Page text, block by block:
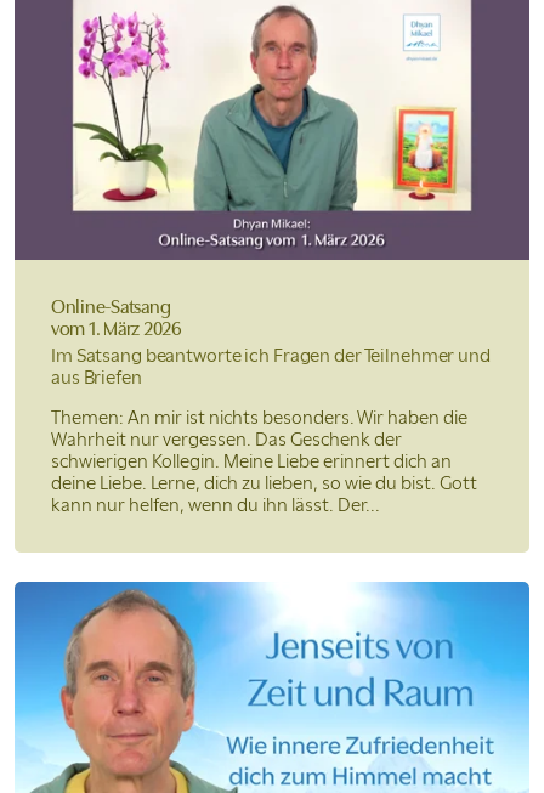
Online-Satsang
vom 1. März 2026
Im Satsang beantworte ich Fragen der Teilnehmer und
aus Briefen
Themen: An mir ist nichts besonders. Wir haben die
Wahrheit nur vergessen. Das Geschenk der
schwierigen Kollegin. Meine Liebe erinnert dich an
deine Liebe. Lerne, dich zu lieben, so wie du bist. Gott
kann nur helfen, wenn du ihn lässt. Der...